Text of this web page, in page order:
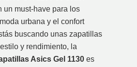
un must-have para los
urbana y el confort
buscando unas zapatillas
y rendimiento, la
Asics Gel 1130 es